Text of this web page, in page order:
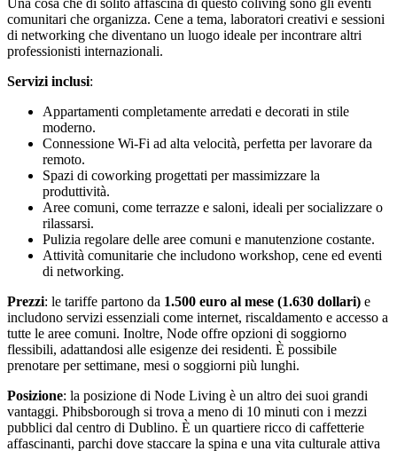
Una cosa che di solito affascina di questo coliving sono gli eventi
comunitari che organizza. Cene a tema, laboratori creativi e sessioni
di networking che diventano un luogo ideale per incontrare altri
professionisti internazionali.
Servizi inclusi:
Appartamenti completamente arredati e decorati in stile
moderno.
Connessione Wi-Fi ad alta velocità, perfetta per lavorare da
remoto.
Spazi di coworking progettati per massimizzare la
produttività.
Aree comuni, come terrazze e saloni, ideali per socializzare o
rilassarsi.
Pulizia regolare delle aree comuni e manutenzione costante.
Attività comunitarie che includono workshop, cene ed eventi
di networking.
Prezzi: le tariffe partono da 1.500 euro al mese (1.630 dollari) e
includono servizi essenziali come internet, riscaldamento e accesso a
tutte le aree comuni. Inoltre, Node offre opzioni di soggiorno
flessibili, adattandosi alle esigenze dei residenti. È possibile
prenotare per settimane, mesi o soggiorni più lunghi.
Posizione: la posizione di Node Living è un altro dei suoi grandi
vantaggi. Phibsborough si trova a meno di 10 minuti con i mezzi
pubblici dal centro di Dublino. È un quartiere ricco di caffetterie
affascinanti, parchi dove staccare la spina e una vita culturale attiva